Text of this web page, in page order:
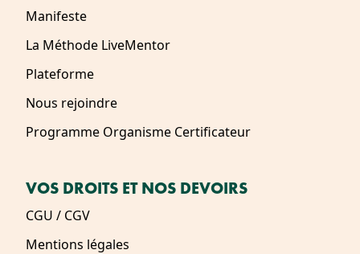
Manifeste
La Méthode LiveMentor
Plateforme
Nous rejoindre
Programme Organisme Certificateur
VOS DROITS ET NOS DEVOIRS
CGU / CGV
Mentions légales